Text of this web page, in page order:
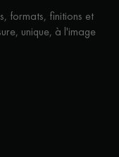
formats, finitions et
unique, à l'image